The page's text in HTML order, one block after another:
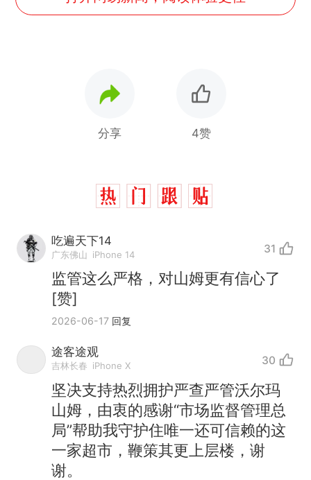
分享 4赞
吃遍天下14
广东佛山 iPhone 14 31
监管这么严格，对山姆更有信心了
[赞]
2026-06-17 回复
途客途观
吉林长春 iPhone X 30
坚决支持热烈拥护严查严管沃尔玛
山姆，由衷的感谢“市场监督管理总
局”帮助我守护住唯一还可信赖的这
一家超市，鞭策其更上层楼，谢
谢。
热
那个在床头放菜刀的女孩，
因老师一句“跟我回家”改写了